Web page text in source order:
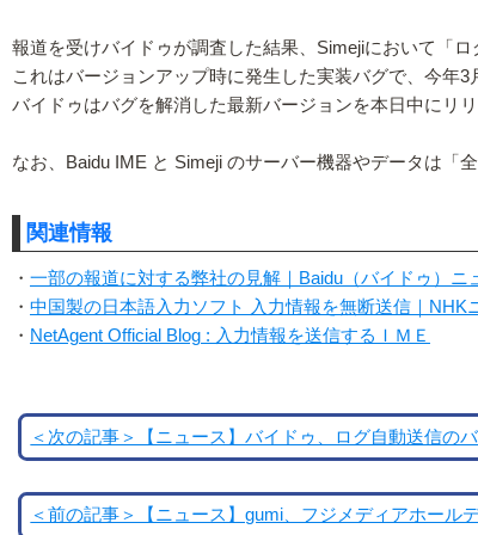
報道を受けバイドゥが調査した結果、Simejiにおいて「
これはバージョンアップ時に発生した実装バグで、今年
バイドゥはバグを解消した最新バージョンを本日中にリリ
なお、Baidu IME と Simeji のサーバー機器やデータは「
関連情報
・ 一部の報道に対する弊社の見解｜Baidu（バイドゥ）ニ
・ 中国製の日本語入力ソフト 入力情報を無断送信｜NHK
・ NetAgent Official Blog : 入力情報を送信するＩＭＥ
＜次の記事＞【ニュース】バイドゥ、ログ自動送信の
＜前の記事＞【ニュース】gumi、フジメディアホール